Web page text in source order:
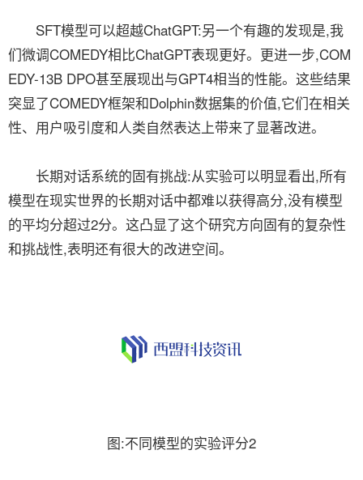
SFT模型可以超越ChatGPT:另一个有趣的发现是,我
们微调COMEDY相比ChatGPT表现更好。更进一步,COM
EDY-13B DPO甚至展现出与GPT4相当的性能。这些结果
突显了COMEDY框架和Dolphin数据集的价值,它们在相关
性、用户吸引度和人类自然表达上带来了显著改进。
长期对话系统的固有挑战:从实验可以明显看出,所有
模型在现实世界的长期对话中都难以获得高分,没有模型
的平均分超过2分。这凸显了这个研究方向固有的复杂性
和挑战性,表明还有很大的改进空间。
图:不同模型的实验评分2